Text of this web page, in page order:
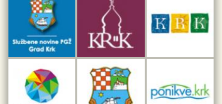
Dar iz Krka
Interpretacijski centar pomorske baštine